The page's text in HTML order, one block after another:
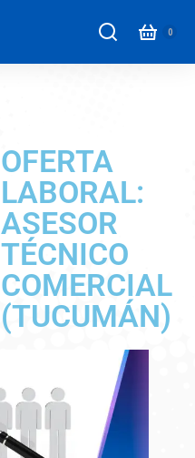
OFERTA
LABORAL:
ASESOR
TÉCNICO
COMERCIAL
(TUCUMÁN)